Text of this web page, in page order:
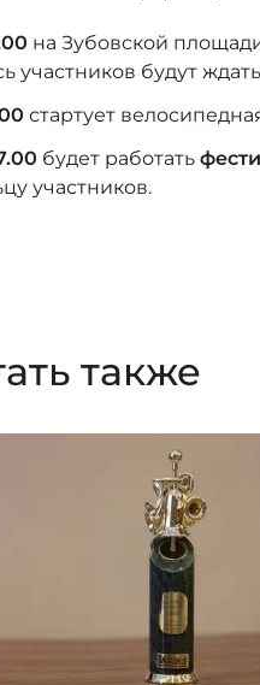
на Зубовской
участников будут
стартует
будет работать
участников.
также